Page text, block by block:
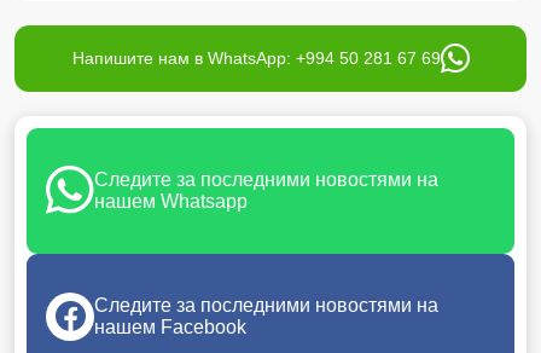
Напишите нам в WhatsApp: +994 50 281 67 69
Следите за последними новостями на
нашем Whatsapp
Следите за последними новостями на
нашем Facebook